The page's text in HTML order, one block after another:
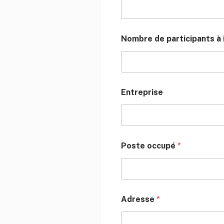
Nombre de participants à
Entreprise
Poste occupé *
Adresse *